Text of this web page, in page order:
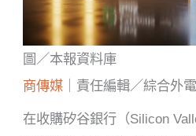
圖／本報資料庫
商傳媒 ｜責任編輯／綜合外
在收購矽谷銀行（Silicon